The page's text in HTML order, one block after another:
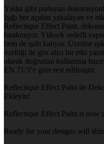
Yıldız gibi parlayan
Işığı her açıdan yakalayan ve
Reflectique Effect Paint,
bırakmıyor. Yüksek sedefli
hem de ışıltı katıyor. Üzerine
özelliği ile göz alıcı bir etki
olarak doğrudan kullanıma
EN 71/3’e göre test edilmiştir.
Reflectique Effect Paint ile
Ekleyin!
Reflectique Effect Paint is now
Ready for your designs will